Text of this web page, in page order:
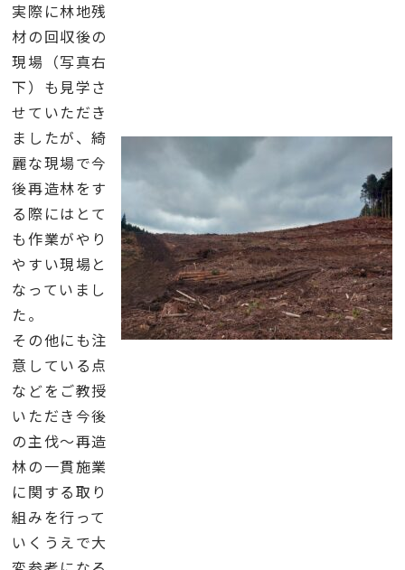
実際に林地残
材の回収後の
現場（写真右
下）も見学さ
せていただき
ましたが、綺
麗な現場で今
後再造林をす
る際にはとて
も作業がやり
やすい現場と
なっていまし
た。
その他にも注
意している点
などをご教授
いただき今後
の主伐～再造
林の一貫施業
に関する取り
組みを行って
いくうえで大